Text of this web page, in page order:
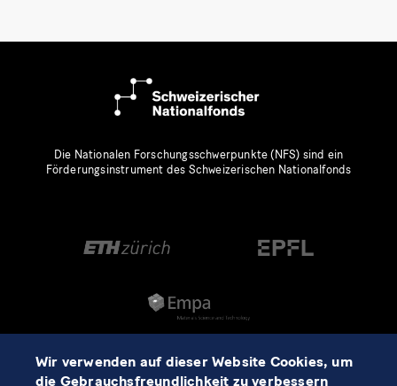
Die Nationalen Forschungsschwerpunkte (NFS) sind ein
Förderungsinstrument des Schweizerischen Nationalfonds
Wir verwenden auf dieser Website Cookies, um
die Gebrauchsfreundlichkeit zu verbessern